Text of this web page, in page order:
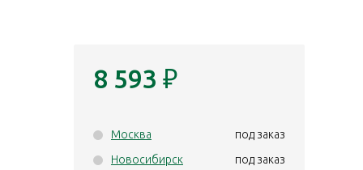
8 593 ₽
Москва
под заказ
Новосибирск
под заказ